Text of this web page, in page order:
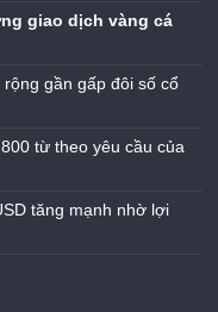
giao dịch vàng cá
gần gấp đôi số cổ
từ theo yêu cầu của
tăng mạnh nhờ lợi